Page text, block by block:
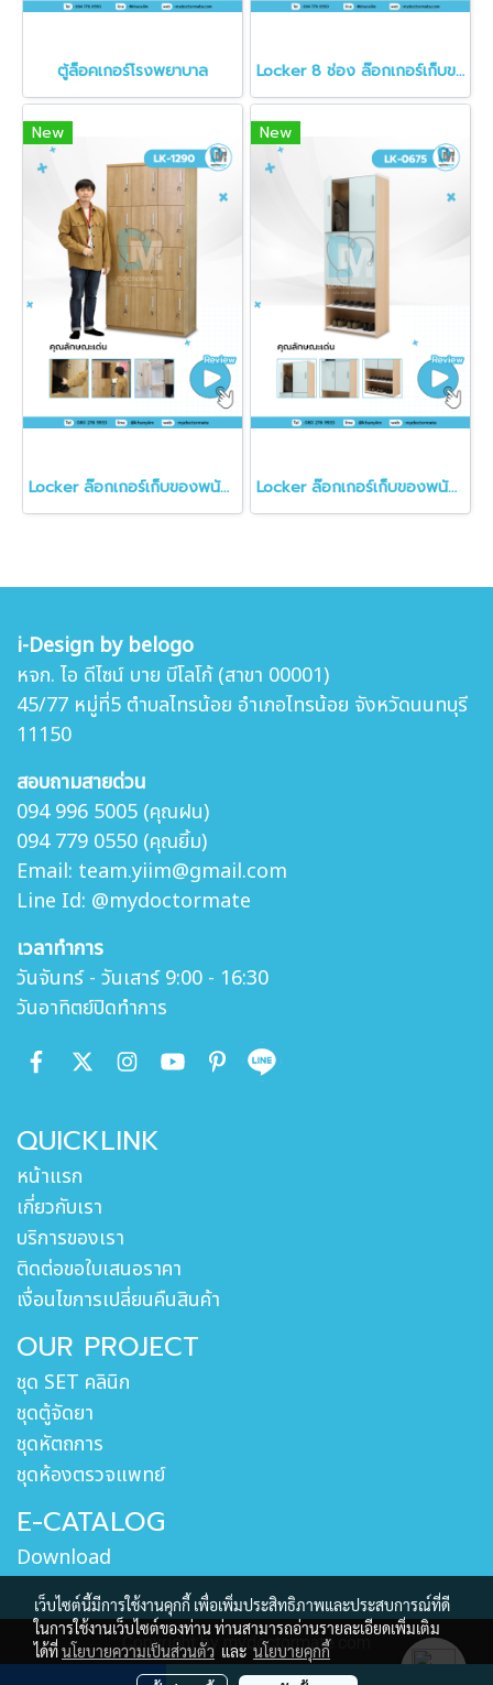
ตู้ล็อคเกอร์โรงพยาบาล Locker 8 ช่อง ล๊อกเกอร์เก็บของ สำหรับสถานพยาบาล
New
Locker ล๊อกเกอร์เก็บของพนักงาน ล็อกเกอร์ลูกค้า
New
Locker ล๊อกเกอร์เก็บของพนักงาน เก็บรองเท้า
i-Design by belogo
หจก. ไอ ดีไซน์ บาย บีโลโก้ (สาขา 00001)
45/77 หมู่ที่5 ตำบลไทรน้อย อำเภอไทรน้อย จังหวัดนนทบุรี
11150
สอบถามสายด่วน
094 996 5005 (คุณฝน)
094 779 0550 (คุณยิ้ม)
Email: team.yiim@gmail.com
Line Id: @mydoctormate
เวลาทำการ
วันจันทร์ - วันเสาร์ 9:00 - 16:30
วันอาทิตย์ปิดทำการ
QUICKLINK
หน้าแรก
เกี่ยวกับเรา
บริการของเรา
ติดต่อขอใบเสนอราคา
เงื่อนไขการเปลี่ยนคืนสินค้า
OUR PROJECT
ชุด SET คลินิก
ชุดตู้จัดยา
ชุดหัตถการ
ชุดห้องตรวจแพทย์
E-CATALOG
Download
Copyright by mydoctormate.com
เว็บไซต์นี้มีการใช้งานคุกกี้ เพื่อเพิ่มประสิทธิภาพและประสบการณ์ที่ดี
ในการใช้งานเว็บไซต์ของท่าน ท่านสามารถอ่านรายละเอียดเพิ่มเติม
ได้ที่นโยบายความเป็นส่วนตัว และ นโยบายคุกกี้